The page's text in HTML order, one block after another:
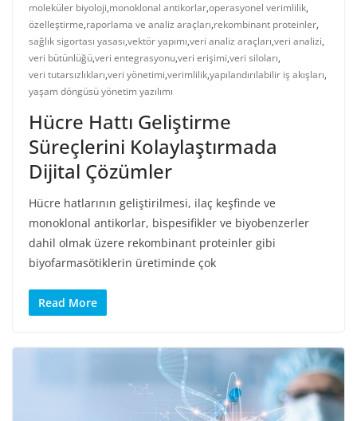
moleküler biyoloji,monoklonal antikorlar,operasyonel verimlilik,
özelleştirme,raporlama ve analiz araçları,rekombinant proteinler,
sağlık sigortası yasası,vektör yapımı,veri analiz araçları,veri analizi,
veri bütünlüğü,veri entegrasyonu,veri erişimi,veri siloları,
veri tutarsızlıkları,veri yönetimi,verimlilik,yapılandırılabilir iş akışları,
yaşam döngüsü yönetim yazılımı
Hücre Hattı Geliştirme
Süreçlerini Kolaylaştırmada
Dijital Çözümler
Hücre hatlarının geliştirilmesi, ilaç keşfinde ve
monoklonal antikorlar, bispesifikler ve biyobenzerler
dahil olmak üzere rekombinant proteinler gibi
biyofarmasötiklerin üretiminde çok
Read More